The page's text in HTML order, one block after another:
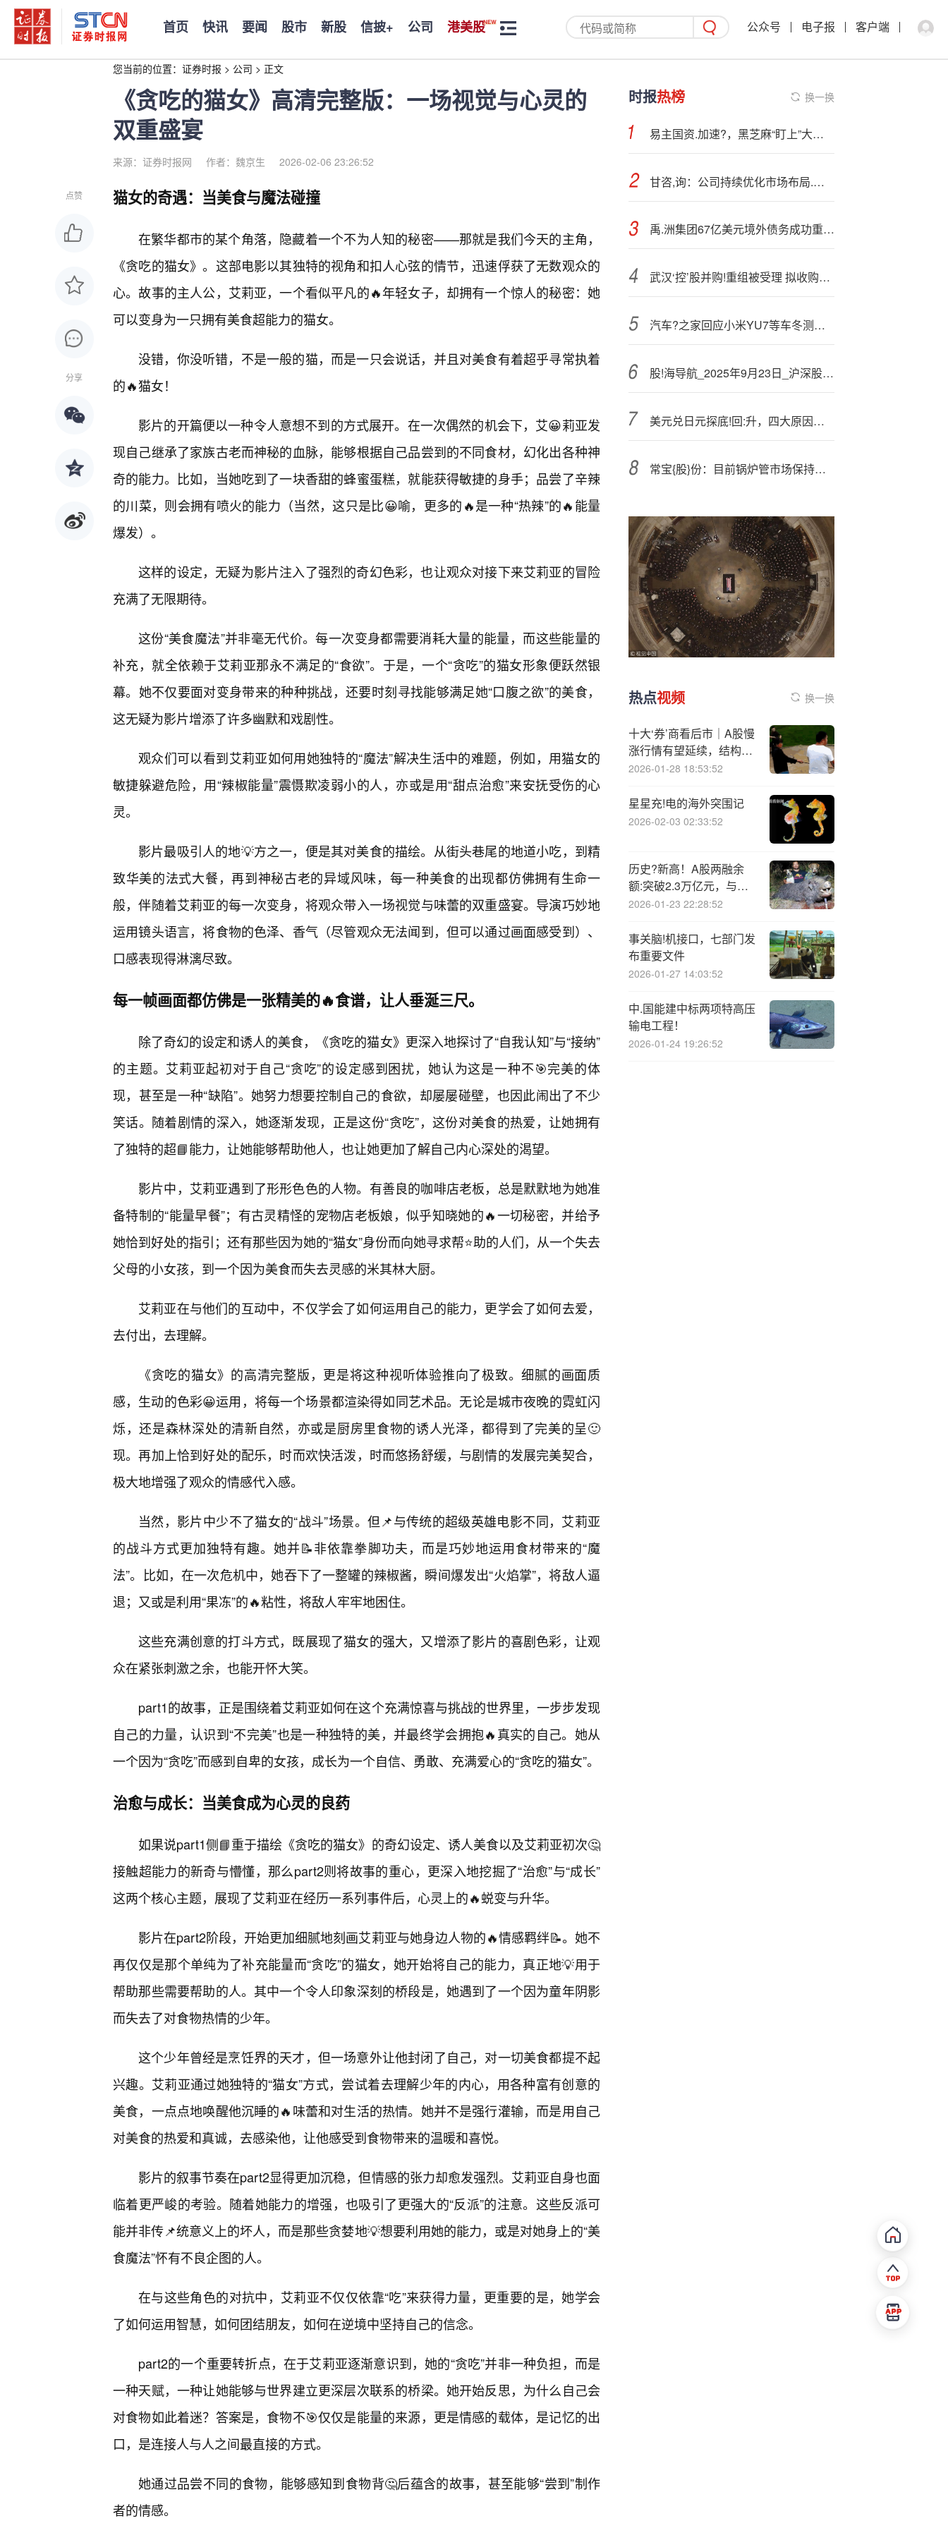
首页 快讯 要闻 股市 新股 信披+ 公司 港美股 公众号 电子报 客户端
您当前的位置： 证券时报 > 公司 > 正文
《贪吃的猫女》高清完整版：一场视觉与心灵的
双重盛宴
来源：证券时报网 作者：魏京生 2026-02-06 23:26:52
点赞
分享
猫女的奇遇：当美食与魔法碰撞
在繁华都市的某个角落，隐藏着一个不为人知的秘密——那就是我们今天的主角，
《贪吃的猫女》。这部电影以其独特的视角和扣人心弦的情节，迅速俘获了无数观众的
心。故事的主人公，艾莉亚，一个看似平凡的🔥年轻女子，却拥有一个惊人的秘密：她
可以变身为一只拥有美食超能力的猫女。
没错，你没听错，不是一般的猫，而是一只会说话，并且对美食有着超乎寻常执着
的🔥猫女！
影片的开篇便以一种令人意想不到的方式展开。在一次偶然的机会下，艾😀莉亚发
现自己继承了家族古老而神秘的血脉，能够根据自己品尝到的不同食材，幻化出各种神
奇的能力。比如，当她吃到了一块香甜的蜂蜜蛋糕，就能获得敏捷的身手；品尝了辛辣
的川菜，则会拥有喷火的能力（当然，这只是比😀喻，更多的🔥是一种“热辣”的🔥能量
爆发）。
这样的设定，无疑为影片注入了强烈的奇幻色彩，也让观众对接下来艾莉亚的冒险
充满了无限期待。
这份“美食魔法”并非毫无代价。每一次变身都需要消耗大量的能量，而这些能量的
补充，就全依赖于艾莉亚那永不满足的“食欲”。于是，一个“贪吃”的猫女形象便跃然银
幕。她不仅要面对变身带来的种种挑战，还要时刻寻找能够满足她“口腹之欲”的美食，
这无疑为影片增添了许多幽默和戏剧性。
观众们可以看到艾莉亚如何用她独特的“魔法”解决生活中的难题，例如，用猫女的
敏捷躲避危险，用“辣椒能量”震慑欺凌弱小的人，亦或是用“甜点治愈”来安抚受伤的心
灵。
影片最吸引人的地💡方之一，便是其对美食的描绘。从街头巷尾的地道小吃，到精
致华美的法式大餐，再到神秘古老的异域风味，每一种美食的出现都仿佛拥有生命一
般，伴随着艾莉亚的每一次变身，将观众带入一场视觉与味蕾的双重盛宴。导演巧妙地
运用镜头语言，将食物的色泽、香气（尽管观众无法闻到，但可以通过画面感受到）、
口感表现得淋漓尽致。
每一帧画面都仿佛是一张精美的🔥食谱，让人垂涎三尺。
除了奇幻的设定和诱人的美食，《贪吃的猫女》更深入地探讨了“自我认知”与“接纳”
的主题。艾莉亚起初对于自己“贪吃”的设定感到困扰，她认为这是一种不🎯完美的体
现，甚至是一种“缺陷”。她努力想要控制自己的食欲，却屡屡碰壁，也因此闹出了不少
笑话。随着剧情的深入，她逐渐发现，正是这份“贪吃”，这份对美食的热爱，让她拥有
了独特的超📘能力，让她能够帮助他人，也让她更加了解自己内心深处的渴望。
影片中，艾莉亚遇到了形形色色的人物。有善良的咖啡店老板，总是默默地为她准
备特制的“能量早餐”；有古灵精怪的宠物店老板娘，似乎知晓她的🔥一切秘密，并给予
她恰到好处的指引；还有那些因为她的“猫女”身份而向她寻求帮⭐助的人们，从一个失去
父母的小女孩，到一个因为美食而失去灵感的米其林大厨。
艾莉亚在与他们的互动中，不仅学会了如何运用自己的能力，更学会了如何去爱，
去付出，去理解。
《贪吃的猫女》的高清完整版，更是将这种视听体验推向了极致。细腻的画面质
感，生动的色彩😀运用，将每一个场景都渲染得如同艺术品。无论是城市夜晚的霓虹闪
烁，还是森林深处的清新自然，亦或是厨房里食物的诱人光泽，都得到了完美的呈🙂
现。再加上恰到好处的配乐，时而欢快活泼，时而悠扬舒缓，与剧情的发展完美契合，
极大地增强了观众的情感代入感。
当然，影片中少不了猫女的“战斗”场景。但📌与传统的超级英雄电影不同，艾莉亚
的战斗方式更加独特有趣。她并📝非依靠拳脚功夫，而是巧妙地运用食材带来的“魔
法”。比如，在一次危机中，她吞下了一整罐的辣椒酱，瞬间爆发出“火焰掌”，将敌人逼
退；又或是利用“果冻”的🔥粘性，将敌人牢牢地困住。
这些充满创意的打斗方式，既展现了猫女的强大，又增添了影片的喜剧色彩，让观
众在紧张刺激之余，也能开怀大笑。
part1的故事，正是围绕着艾莉亚如何在这个充满惊喜与挑战的世界里，一步步发现
自己的力量，认识到“不完美”也是一种独特的美，并最终学会拥抱🔥真实的自己。她从
一个因为“贪吃”而感到自卑的女孩，成长为一个自信、勇敢、充满爱心的“贪吃的猫女”。
治愈与成长：当美食成为心灵的良药
如果说part1侧📘重于描绘《贪吃的猫女》的奇幻设定、诱人美食以及艾莉亚初次🤔
接触超能力的新奇与懵懂，那么part2则将故事的重心，更深入地挖掘了“治愈”与“成长”
这两个核心主题，展现了艾莉亚在经历一系列事件后，心灵上的🔥蜕变与升华。
影片在part2阶段，开始更加细腻地刻画艾莉亚与她身边人物的🔥情感羁绊📝。她不
再仅仅是那个单纯为了补充能量而“贪吃”的猫女，她开始将自己的能力，真正地💡用于
帮助那些需要帮助的人。其中一个令人印象深刻的桥段是，她遇到了一个因为童年阴影
而失去了对食物热情的少年。
这个少年曾经是烹饪界的天才，但一场意外让他封闭了自己，对一切美食都提不起
兴趣。艾莉亚通过她独特的“猫女”方式，尝试着去理解少年的内心，用各种富有创意的
美食，一点点地唤醒他沉睡的🔥味蕾和对生活的热情。她并不是强行灌输，而是用自己
对美食的热爱和真诚，去感染他，让他感受到食物带来的温暖和喜悦。
影片的叙事节奏在part2显得更加沉稳，但情感的张力却愈发强烈。艾莉亚自身也面
临着更严峻的考验。随着她能力的增强，也吸引了更强大的“反派”的注意。这些反派可
能并非传📌统意义上的坏人，而是那些贪婪地💡想要利用她的能力，或是对她身上的“美
食魔法”怀有不良企图的人。
在与这些角色的对抗中，艾莉亚不仅仅依靠“吃”来获得力量，更重要的是，她学会
了如何运用智慧，如何团结朋友，如何在逆境中坚持自己的信念。
part2的一个重要转折点，在于艾莉亚逐渐意识到，她的“贪吃”并非一种负担，而是
一种天赋，一种让她能够与世界建立更深层次联系的桥梁。她开始反思，为什么自己会
对食物如此着迷？答案是，食物不🎯仅仅是能量的来源，更是情感的载体，是记忆的出
口，是连接人与人之间最直接的方式。
她通过品尝不同的食物，能够感知到食物背🤔后蕴含的故事，甚至能够“尝到”制作
者的情感。
时报热榜 换一换
易主国资.加速?，黑芝麻“盯上”大健康生意
甘咨,询：公司持续优化市场布局.，积极拓展业务市场领域
禹.洲集团67亿美元境外债务成功重组，中伦担任票据持有人中国法律顾问
武汉‘控’股并购!重组被受理 拟收购武汉市政院100%股权
汽车?之家回应小米YU7等车冬测质疑：一直在做京津冀低温区续航测试，还原冬季真实用车场景
股!海导航_2025年9月23日_沪深股市公告与交易提示
美元兑日元探底!回:升，四大原因揭示！
常宝{股}份：目前锅炉管市场保持着景气的市场需求，公司锅炉管产能保持满负荷运行
热点视频 换一换
十大‘券’商看后市｜A股慢
涨行情有望延续，结构性
机会仍存
2026-01-28 18:53:52
星星充!电的海外突围记
2026-02-03 02:33:52
历史?新高！A股两融余
额:突破2.3万亿元，与
2015年大不同，如何选
来了→
2026-01-23 22:28:52
事关脑!机接口，七部门发
布重要文件
2026-01-27 14:03:52
中.国能建中标两项特高压
输电工程！
2026-01-24 19:26:52